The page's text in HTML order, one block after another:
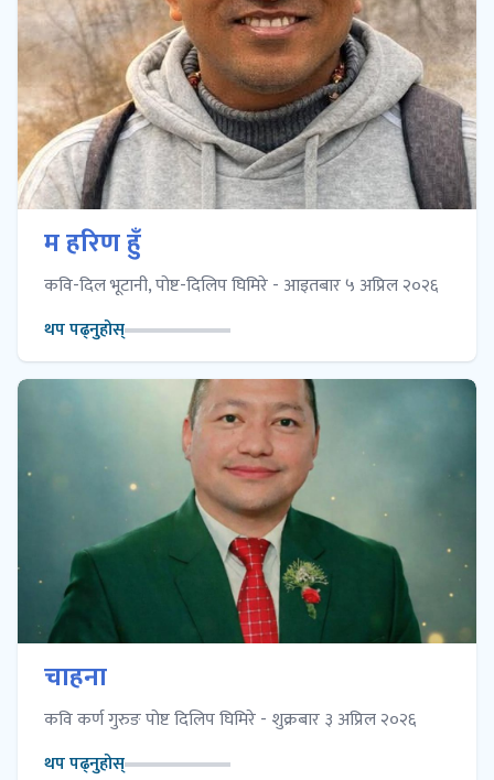
म हरिण हुँ
कवि-दिल भूटानी, पोष्ट-दिलिप घिमिरे - आइतबार ५ अप्रिल २०२६
थप पढ्नुहोस्
चाहना
कवि कर्ण गुरुङ पोष्ट दिलिप घिमिरे - शुक्रबार ३ अप्रिल २०२६
थप पढ्नुहोस्